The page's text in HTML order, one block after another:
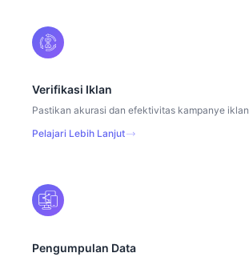
Verifikasi Iklan
Pastikan akurasi dan efektivitas kampanye iklan
Pelajari Lebih Lanjut
Pengumpulan Data